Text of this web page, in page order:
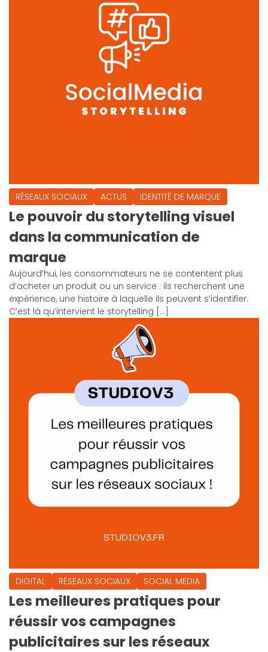
RÉSEAUX SOCIAUX ACTUS IDENTITÉ DE MARQUE
Le pouvoir du storytelling visuel
dans la communication de
marque
Aujourd’hui, les consommateurs ne se contentent plus
d’acheter un produit ou un service : ils recherchent une
expérience, une histoire à laquelle ils peuvent s’identifier.
C’est là qu’intervient le storytelling […]
DIGITAL RÉSEAUX SOCIAUX SOCIAL MEDIA
Les meilleures pratiques pour
réussir vos campagnes
publicitaires sur les réseaux